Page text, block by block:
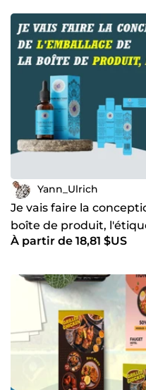
Yann_Ulrich
Je vais faire la
boîte de produit,
À partir de 18,81 $US